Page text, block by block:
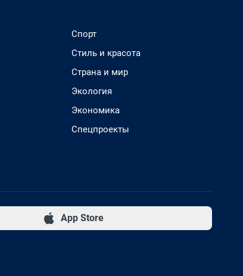
Спорт
Стиль и красота
Страна и мир
Экология
Экономика
Спецпроекты
App Store